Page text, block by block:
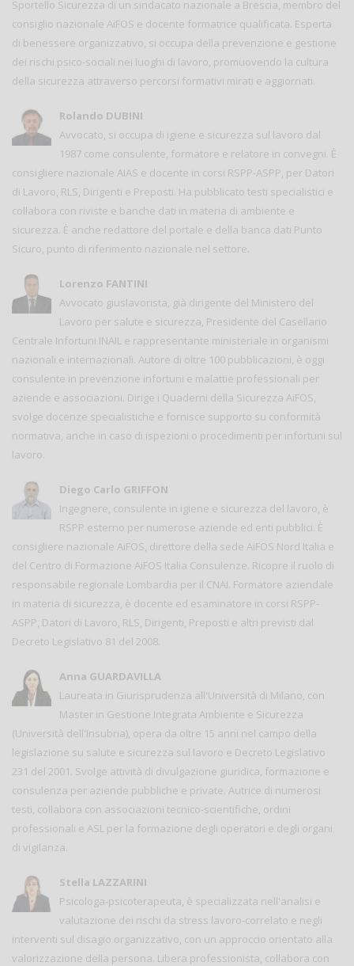
Sportello Sicurezza di un sindacato nazionale a Brescia, membro del
consiglio nazionale AiFOS e docente formatrice qualificata. Esperta
di benessere organizzativo, si occupa della prevenzione e gestione
dei rischi psico-sociali nei luoghi di lavoro, promuovendo la cultura
della sicurezza attraverso percorsi formativi mirati e aggiornati.
Rolando DUBINI
Avvocato, si occupa di igiene e sicurezza sul lavoro dal
1987 come consulente, formatore e relatore in convegni. È
consigliere nazionale AIAS e docente in corsi RSPP-ASPP, per Datori
di Lavoro, RLS, Dirigenti e Preposti. Ha pubblicato testi specialistici e
collabora con riviste e banche dati in materia di ambiente e
sicurezza. È anche redattore del portale e della banca dati Punto
Sicuro, punto di riferimento nazionale nel settore.
Lorenzo FANTINI
Avvocato giuslavorista, già dirigente del Ministero del
Lavoro per salute e sicurezza, Presidente del Casellario
Centrale Infortuni INAIL e rappresentante ministeriale in organismi
nazionali e internazionali. Autore di oltre 100 pubblicazioni, è oggi
consulente in prevenzione infortuni e malattie professionali per
aziende e associazioni. Dirige i Quaderni della Sicurezza AiFOS,
svolge docenze specialistiche e fornisce supporto su conformità
normativa, anche in caso di ispezioni o procedimenti per infortuni sul
lavoro.
Diego Carlo GRIFFON
Ingegnere, consulente in igiene e sicurezza del lavoro, è
RSPP esterno per numerose aziende ed enti pubblici. È
consigliere nazionale AiFOS, direttore della sede AiFOS Nord Italia e
del Centro di Formazione AiFOS Italia Consulenze. Ricopre il ruolo di
responsabile regionale Lombardia per il CNAI. Formatore aziendale
in materia di sicurezza, è docente ed esaminatore in corsi RSPP-
ASPP, Datori di Lavoro, RLS, Dirigenti, Preposti e altri previsti dal
Decreto Legislativo 81 del 2008.
Anna GUARDAVILLA
Laureata in Giurisprudenza all'Università di Milano, con
Master in Gestione Integrata Ambiente e Sicurezza
(Università dell'Insubria), opera da oltre 15 anni nel campo della
legislazione su salute e sicurezza sul lavoro e Decreto Legislativo
231 del 2001. Svolge attività di divulgazione giuridica, formazione e
consulenza per aziende pubbliche e private. Autrice di numerosi
testi, collabora con associazioni tecnico-scientifiche, ordini
professionali e ASL per la formazione degli operatori e degli organi
di vigilanza.
Stella LAZZARINI
Psicologa-psicoterapeuta, è specializzata nell'analisi e
valutazione dei rischi da stress lavoro-correlato e negli
interventi sul disagio organizzativo, con un approccio orientato alla
valorizzazione della persona. Libera professionista, collabora con